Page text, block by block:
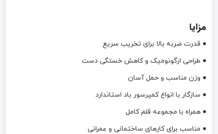
مزایا
● قدرت ضربه بالا برای تخریب سریع
● طراحی ارگونومیک و کاهش خستگی دست
● وزن مناسب و حمل آسان
● سازگار با انواع کمپرسور باد استاندارد
● همراه با مجموعه قلم کامل
● مناسب برای کارهای ساختمانی و عمرانی